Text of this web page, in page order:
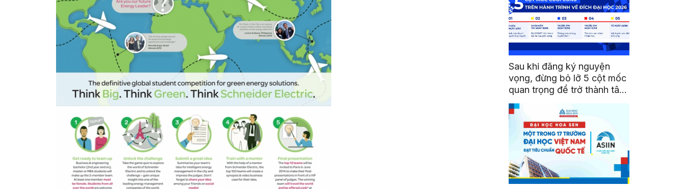
Sau khi đăng ký nguyện
vọng, đừng bỏ lỡ 5 cột mốc
quan trọng để trở thành tân
sinh viên HSU